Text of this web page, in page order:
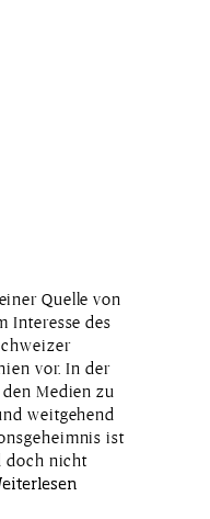
Quelle von
Interesse des
vor. In der
Medien zu
weitgehend
ist
doch nicht